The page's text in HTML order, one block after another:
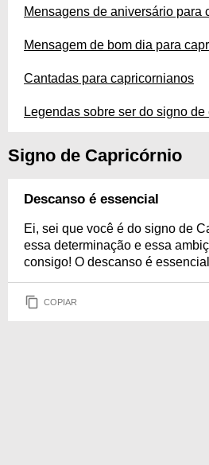
Mensagens de aniversário para
Mensagem de bom dia para
Cantadas para capricornianos
Legendas sobre ser do signo
Signo de Capricórnio
Descanso é essencial
Ei, sei que você é do signo de
essa determinação e essa
consigo! O descanso é
COPIAR